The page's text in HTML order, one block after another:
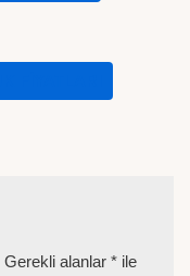
Gerekli alanlar * ile